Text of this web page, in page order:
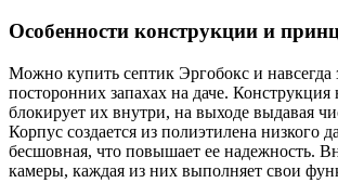
Особенности конструкции и
Можно купить септик Эргобокс и навсегда
посторонних запахах на даче. Конструкция
блокирует их внутри, на выходе выдавая
Корпус создается из полиэтилена низкого
бесшовная, что повышает ее надежность.
камеры, каждая из них выполняет свои